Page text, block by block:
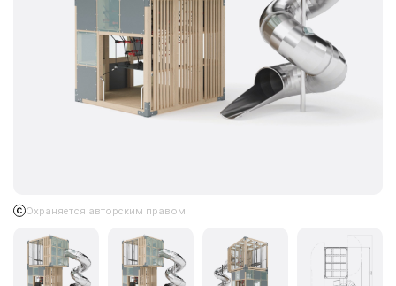
Охраняется авторским правом